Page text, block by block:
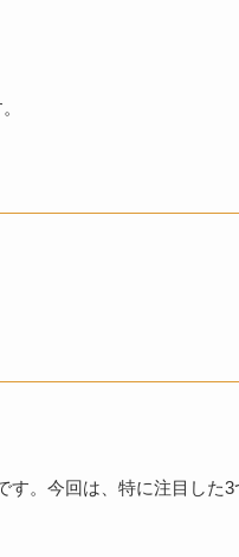
。今回は、特に注目した3